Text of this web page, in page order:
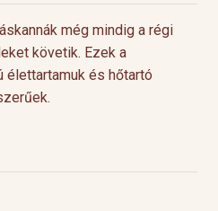
még mindig a régi
követik. Ezek a
élettartamuk és hőtartó